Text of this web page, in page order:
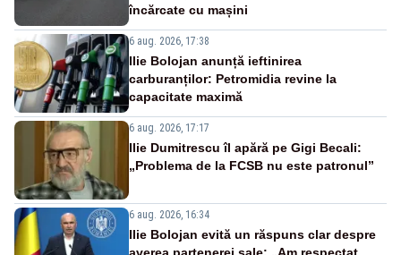
încărcate cu mașini
6 aug. 2026, 17:38
Ilie Bolojan anunță ieftinirea
carburanților: Petromidia revine la
capacitate maximă
6 aug. 2026, 17:17
Ilie Dumitrescu îl apără pe Gigi Becali:
„Problema de la FCSB nu este patronul”
6 aug. 2026, 16:34
Ilie Bolojan evită un răspuns clar despre
averea partenerei sale: „Am respectat